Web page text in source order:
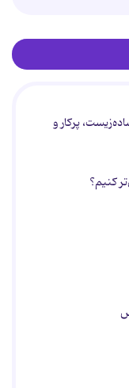
پرکار و